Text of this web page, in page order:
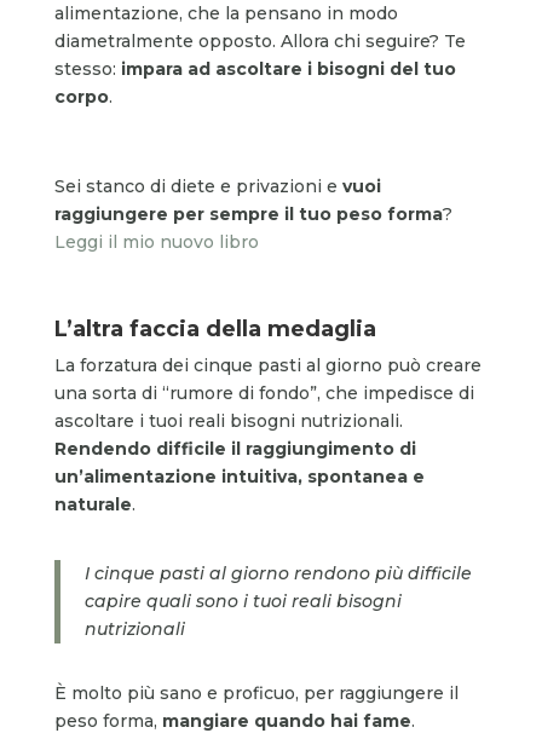
alimentazione, che la pensano in modo
diametralmente opposto. Allora chi seguire? Te
stesso: impara ad ascoltare i bisogni del tuo
corpo.
Sei stanco di diete e privazioni e vuoi
raggiungere per sempre il tuo peso forma?
Leggi il mio nuovo libro
L’altra faccia della medaglia
La forzatura dei cinque pasti al giorno può creare
una sorta di “rumore di fondo”, che impedisce di
ascoltare i tuoi reali bisogni nutrizionali.
Rendendo difficile il raggiungimento di
un’alimentazione intuitiva, spontanea e
naturale.
I cinque pasti al giorno rendono più difficile
capire quali sono i tuoi reali bisogni
nutrizionali
È molto più sano e proficuo, per raggiungere il
peso forma, mangiare quando hai fame.